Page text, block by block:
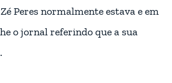
Peres normalmente estava e em
o jornal referindo que a sua